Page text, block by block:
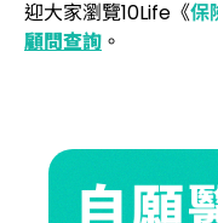
迎大家瀏覽10Life《保
顧問查詢 。